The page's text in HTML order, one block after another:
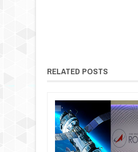
RELATED POSTS
EXTRANOTIX MISTERIO